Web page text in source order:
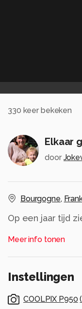
330 keer bekeken
Elkaar
door
Bourgogne,
Op een jaar tijd
derde generatie.
zijn in mei paren
juli of in augustus
weer te
Meer info tonen
Instellingen
COOLPIX P950 (